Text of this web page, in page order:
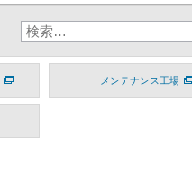
メンテナンス工場